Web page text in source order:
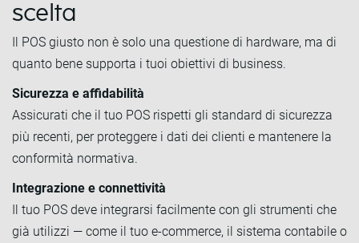
scelta
Il POS giusto non è solo una questione di hardware, ma di
quanto bene supporta i tuoi obiettivi di business.
Sicurezza e affidabilità
Assicurati che il tuo POS rispetti gli standard di sicurezza
più recenti, per proteggere i dati dei clienti e mantenere la
conformità normativa.
Integrazione e connettività
Il tuo POS deve integrarsi facilmente con gli strumenti che
già utilizzi — come il tuo e-commerce, il sistema contabile o